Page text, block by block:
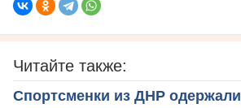
Читайте также:
Спортсменки из ДНР